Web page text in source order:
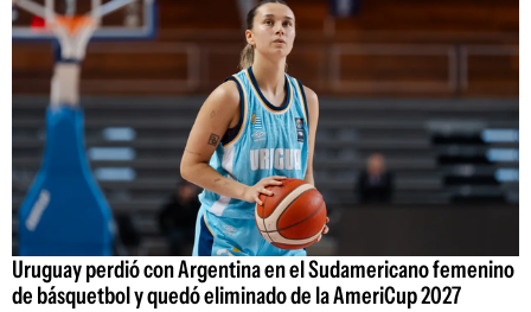
Uruguay perdió con Argentina en el Sudamericano femenino
de básquetbol y quedó eliminado de la AmeriCup 2027